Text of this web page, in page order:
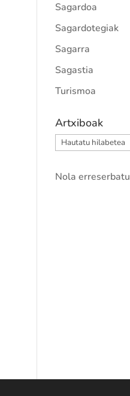
Sagardoa
Sagardotegiak
Sagarra
Sagastia
Turismoa
Artxiboak
Artxiboak
Nola erreserbatu